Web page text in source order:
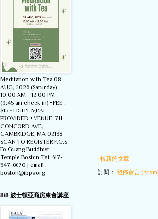
較新的文章
訂閱： 發佈留言 (Atom)
Meditation with Tea 08
AUG, 2026 (Saturday)
10:00 AM - 12:00 PM
(9:45 am check in) • FEE :
$15 • LIGHT MEAL
PROVIDED • VENUE: 711
CONCORD AVE,
CAMBRIDGE, MA 02138
SCAN TO REGISTER F.G.S
Fo Guang Buddhist
Temple Boston Tel: 617-
547-6670 | email :
boston@ibps.org
8/8 波士頓亞裔房東會講座